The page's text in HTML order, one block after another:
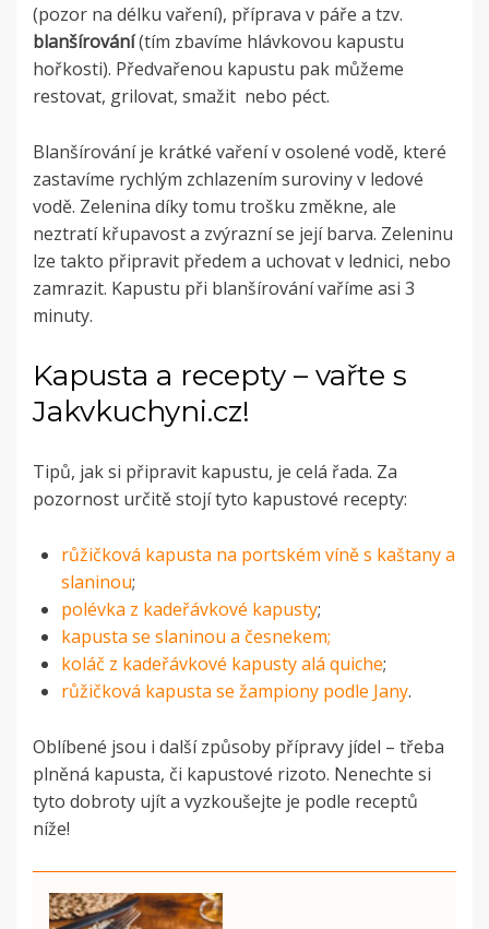
(pozor na délku vaření), příprava v páře a tzv.
blanšírování(tím zbavíme hlávkovou kapustu
hořkosti). Předvařenou kapustu pak můžeme
restovat, grilovat, smažit nebo péct.
Blanšírování je krátké vaření v osolené vodě, které
zastavíme rychlým zchlazením suroviny v ledové
vodě. Zelenina díky tomu trošku změkne, ale
neztratí křupavost a zvýrazní se její barva. Zeleninu
lze takto připravit předem a uchovat v lednici, nebo
zamrazit. Kapustu při blanšírování vaříme asi 3
minuty.
Kapusta a recepty – vařte s
Jakvkuchyni.cz!
Tipů, jak si připravit kapustu, je celá řada. Za
pozornost určitě stojí tyto kapustové recepty:
růžičková kapusta na portském víně s kaštany a
slaninou;
polévka z kadeřávkové kapusty;
kapusta se slaninou a česnekem;
koláč z kadeřávkové kapusty alá quiche;
růžičková kapusta se žampiony podle Jany.
Oblíbené jsou i další způsoby přípravy jídel – třeba
plněná kapusta, či kapustové rizoto. Nenechte si
tyto dobroty ujít a vyzkoušejte je podle receptů
níže!